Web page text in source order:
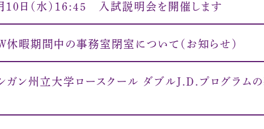
10日（水）16:45 入試説明会を開催します
休暇期間中の事務室閉室について（お知らせ）
ガン州立大学ロースクール ダブルＪ.Ｄ.プログラム